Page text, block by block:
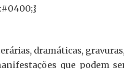
dramáticas,
que podem